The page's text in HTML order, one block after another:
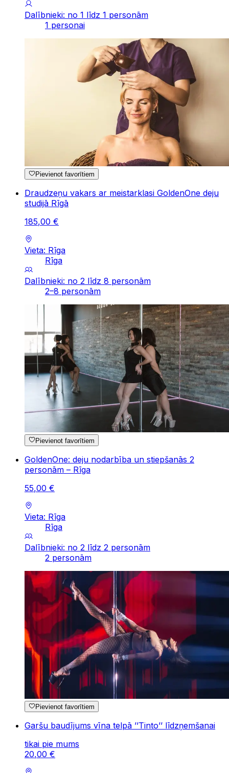
Dalībnieki: no 1 līdz 1 personām
1 personai
Pievienot favorītiem
Draudzeņu vakars ar meistarklasi GoldenOne deju
studijā Rīgā
185,00 €
Vieta: Rīga
Rīga
Dalībnieki: no 2 līdz 8 personām
2–8 personām
Pievienot favorītiem
GoldenOne: deju nodarbība un stiepšanās 2
personām – Rīga
55,00 €
Vieta: Rīga
Rīga
Dalībnieki: no 2 līdz 2 personām
2 personām
Pievienot favorītiem
Garšu baudījums vīna telpā ’’Tinto’’ līdzņemšanai
tikai pie mums
20,00 €